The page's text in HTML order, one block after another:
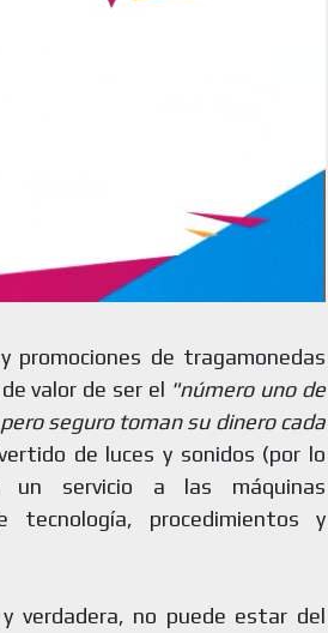
promociones de tragamonedas
valor de ser el "número uno de
seguro toman su dinero cada
de luces y sonidos (por lo
un servicio a las máquinas
tecnología, procedimientos y
verdadera, no puede estar del